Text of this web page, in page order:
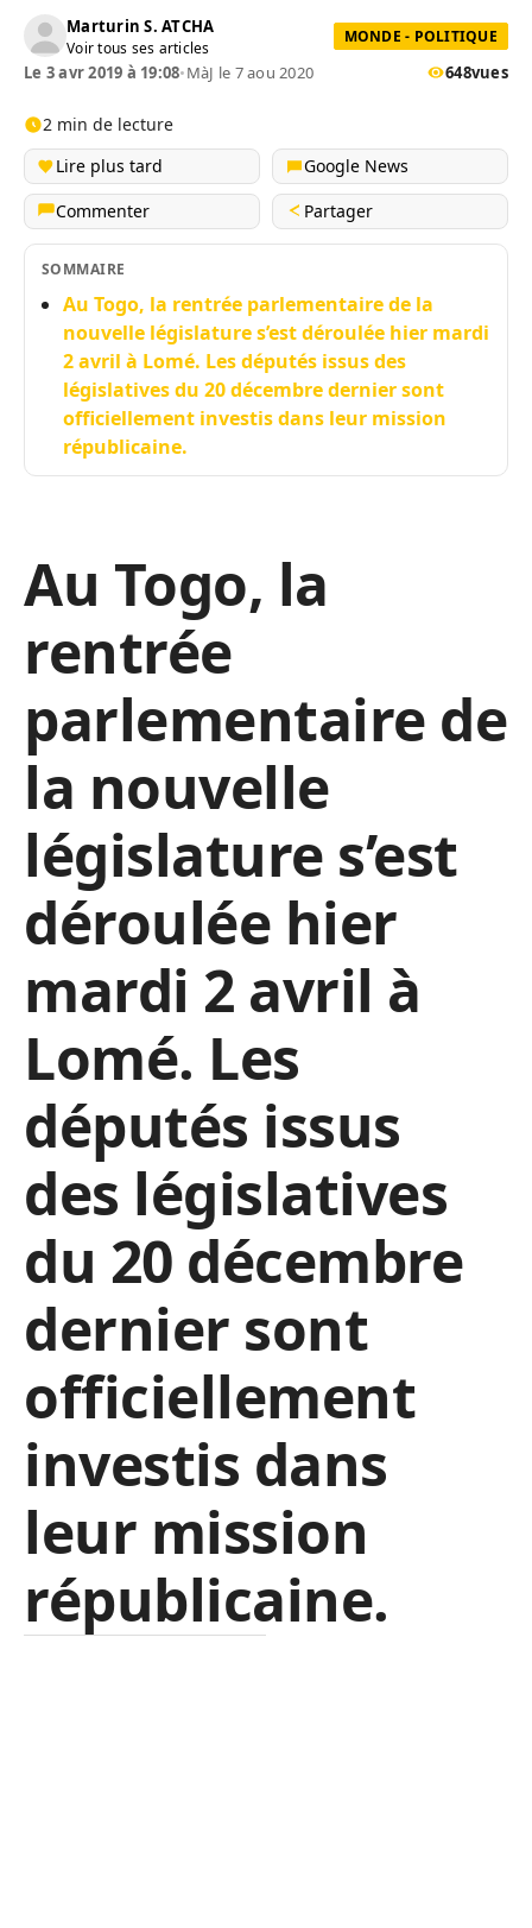
Marturin S. ATCHA
Voir tous ses articles
MONDE - POLITIQUE
Le 3 avr 2019 à 19:08•MàJ le 7 aou 2020 648vues
2 min de lecture
Lire plus tard
Google News
Commenter
Partager
SOMMAIRE
Au Togo, la rentrée parlementaire de la
nouvelle législature s’est déroulée hier mardi
2 avril à Lomé. Les députés issus des
législatives du 20 décembre dernier sont
officiellement investis dans leur mission
républicaine.
Au Togo, la
rentrée
parlementaire de
la nouvelle
législature s’est
déroulée hier
mardi 2 avril à
Lomé. Les
députés issus
des législatives
du 20 décembre
dernier sont
officiellement
investis dans
leur mission
républicaine.